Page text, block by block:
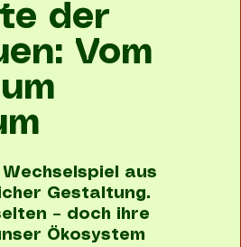
der
Vom
aus
Gestaltung.
– doch ihre
Ökosystem